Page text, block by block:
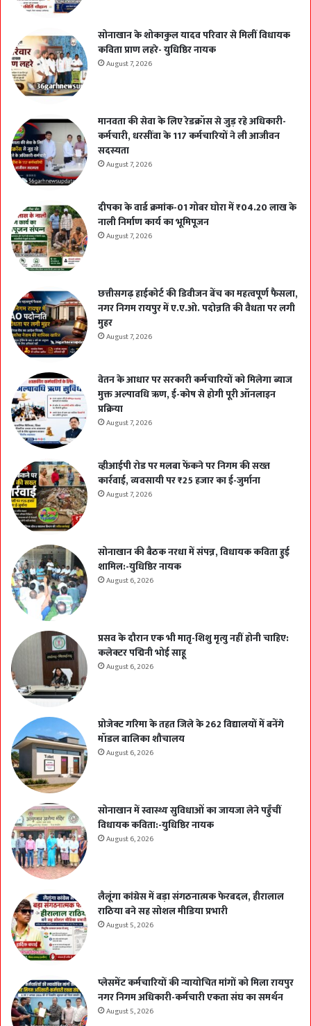
सोनाखान के शोकाकुल यादव परिवार से मिलीं विधायक
कविता प्राण लहरे- युधिष्ठिर नायक
August 7, 2026
मानवता की सेवा के लिए रेडक्रॉस से जुड़ रहे अधिकारी-
कर्मचारी, धरसींवा के 117 कर्मचारियों ने ली आजीवन
सदस्यता
August 7, 2026
दीपका के वार्ड क्रमांक-01 गोबर घोरा में ₹04.20 लाख के
नाली निर्माण कार्य का भूमिपूजन
August 7, 2026
छत्तीसगढ़ हाईकोर्ट की डिवीजन बेंच का महत्वपूर्ण फैसला,
नगर निगम रायपुर में ए.ए.ओ. पदोन्नति की वैधता पर लगी
मुहर
August 7, 2026
वेतन के आधार पर सरकारी कर्मचारियों को मिलेगा ब्याज
मुक्त अल्पावधि ऋण, ई-कोष से होगी पूरी ऑनलाइन
प्रक्रिया
August 7, 2026
व्हीआईपी रोड पर मलबा फेंकने पर निगम की सख्त
कार्रवाई, व्यवसायी पर ₹25 हजार का ई-जुर्माना
August 7, 2026
सोनाखान की बैठक नरधा में संपन्न, विधायक कविता हुई
शामिल:-युधिष्ठिर नायक
August 6, 2026
प्रसव के दौरान एक भी मातृ-शिशु मृत्यु नहीं होनी चाहिए:
कलेक्टर पद्मिनी भोई साहू
August 6, 2026
प्रोजेक्ट गरिमा के तहत जिले के 262 विद्यालयों में बनेंगे
मॉडल बालिका शौचालय
August 6, 2026
सोनाखान में स्वास्थ्य सुविधाओं का जायजा लेने पहुँचीं
विधायक कविता:-युधिष्ठिर नायक
August 6, 2026
लैलूंगा कांग्रेस में बड़ा संगठनात्मक फेरबदल, हीरालाल
राठिया बने सह सोशल मीडिया प्रभारी
August 5, 2026
प्लेसमेंट कर्मचारियों की न्यायोचित मांगों को मिला रायपुर
नगर निगम अधिकारी-कर्मचारी एकता संघ का समर्थन
August 5, 2026